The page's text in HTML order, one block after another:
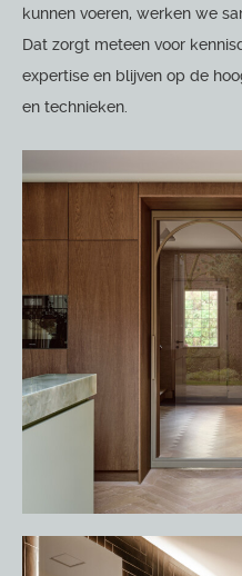
kunnen voeren, werken we
Dat zorgt meteen voor
expertise en blijven op de
en technieken.